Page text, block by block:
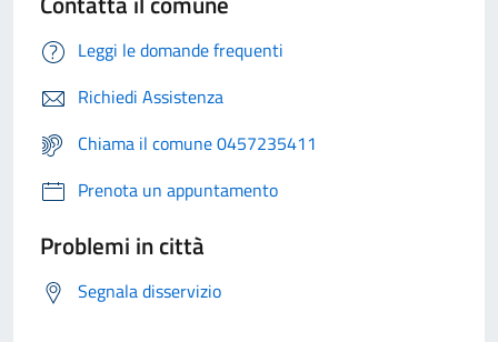
Leggi le domande frequenti
Richiedi Assistenza
Chiama il comune 0457235411
Prenota un appuntamento
Problemi in città
Segnala disservizio